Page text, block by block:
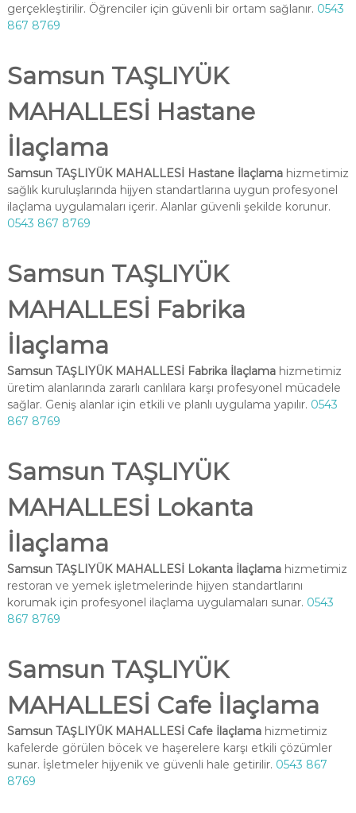
gerçekleştirilir. Öğrenciler için güvenli bir ortam sağlanır. 0543
867 8769
Samsun TAŞLIYÜK
MAHALLESİ Hastane
İlaçlama
Samsun TAŞLIYÜK MAHALLESİ Hastane İlaçlamahizmetimiz
sağlık kuruluşlarında hijyen standartlarına uygun profesyonel
ilaçlama uygulamaları içerir. Alanlar güvenli şekilde korunur.
0543 867 8769
Samsun TAŞLIYÜK
MAHALLESİ Fabrika
İlaçlama
Samsun TAŞLIYÜK MAHALLESİ Fabrika İlaçlamahizmetimiz
üretim alanlarında zararlı canlılara karşı profesyonel mücadele
sağlar. Geniş alanlar için etkili ve planlı uygulama yapılır. 0543
867 8769
Samsun TAŞLIYÜK
MAHALLESİ Lokanta
İlaçlama
Samsun TAŞLIYÜK MAHALLESİ Lokanta İlaçlamahizmetimiz
restoran ve yemek işletmelerinde hijyen standartlarını
korumak için profesyonel ilaçlama uygulamaları sunar. 0543
867 8769
Samsun TAŞLIYÜK
MAHALLESİ Cafe İlaçlama
Samsun TAŞLIYÜK MAHALLESİ Cafe İlaçlamahizmetimiz
kafelerde görülen böcek ve haşerelere karşı etkili çözümler
sunar. İşletmeler hijyenik ve güvenli hale getirilir. 0543 867
8769